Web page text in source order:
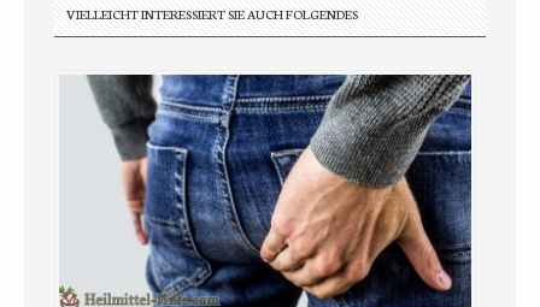
VIELLEICHT INTERESSIERT SIE AUCH FOLGENDES